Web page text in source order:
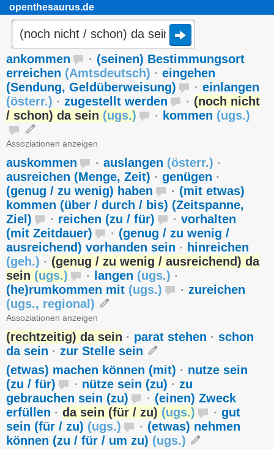
openthesaurus.de
ankommen · (seinen) Bestimmungsort
erreichen (Amtsdeutsch) · eingehen
(Sendung, Geldüberweisung)
· einlangen
(österr.) · zugestellt werden · (noch nicht
/ schon) da sein (ugs.) · kommen (ugs.)
Assoziationen anzeigen
auskommen · auslangen (österr.) ·
ausreichen (Menge, Zeit) · genügen ·
(genug / zu wenig) haben
· (mit etwas)
kommen (über / durch / bis) (Zeitspanne,
Ziel)
· reichen (zu / für) · vorhalten
(mit Zeitdauer)
· (genug / zu wenig /
ausreichend) vorhanden sein · hinreichen
(geh.) · (genug / zu wenig / ausreichend) da
sein (ugs.) · langen (ugs.) ·
(he)rumkommen mit (ugs.) · zureichen
(ugs., regional )
Assoziationen anzeigen
(rechtzeitig) da sein · parat stehen · schon
da sein · zur Stelle sein
(etwas) machen können (mit) · nutze sein
(zu / für)
· nütze sein (zu) · zu
gebrauchen sein (zu)
· (einen) Zweck
erfüllen · da sein (für / zu) (ugs.) · gut
sein (für / zu) (ugs.) · (etwas) nehmen
können (zu / für / um zu) (ugs.)